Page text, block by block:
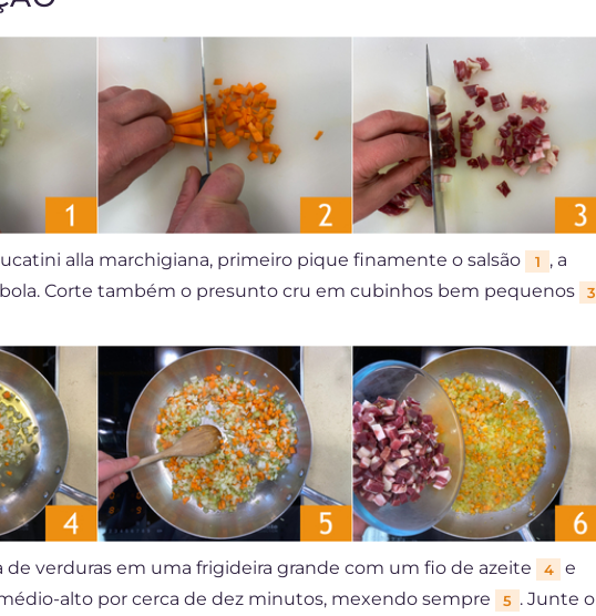
alla marchigiana, primeiro pique finamente o salsão 1
, a
Corte também o presunto cru em cubinhos bem pequenos 3
de verduras em uma frigideira grande com um fio de azeite 4
e
alto por cerca de dez minutos, mexendo sempre
5 . Junte o